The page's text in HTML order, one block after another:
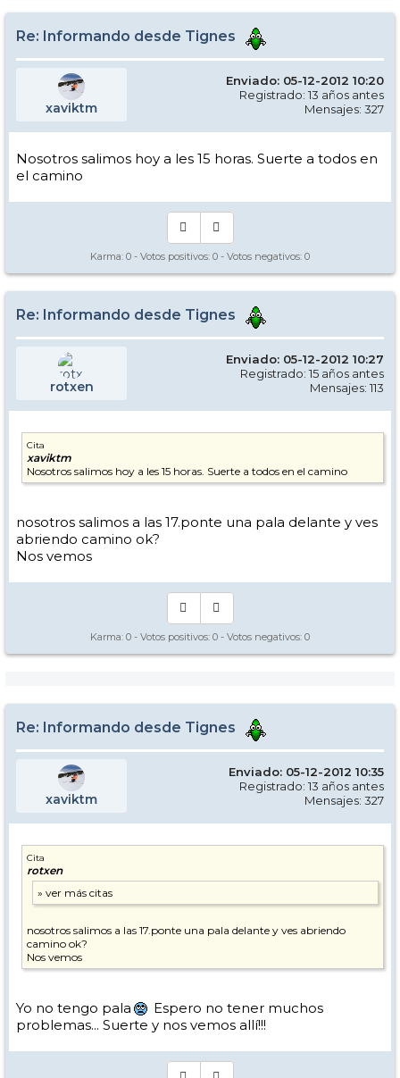
Re: Informando desde Tignes
xaviktm
Enviado: 05-12-2012 10:20
Registrado: 13 años antes
Mensajes: 327
Nosotros salimos hoy a les 15 horas. Suerte a todos en
el camino
Karma: 0 - Votos positivos: 0 - Votos negativos: 0
Re: Informando desde Tignes
rotxen
Enviado: 05-12-2012 10:27
Registrado: 15 años antes
Mensajes: 113
Cita
xaviktm
Nosotros salimos hoy a les 15 horas. Suerte a todos en el camino
nosotros salimos a las 17.ponte una pala delante y ves
abriendo camino ok?
Nos vemos
Karma: 0 - Votos positivos: 0 - Votos negativos: 0
Re: Informando desde Tignes
xaviktm
Enviado: 05-12-2012 10:35
Registrado: 13 años antes
Mensajes: 327
Cita
rotxen
nosotros salimos a las 17.ponte una pala delante y ves abriendo
camino ok?
Nos vemos
Yo no tengo pala
Espero no tener muchos
problemas... Suerte y nos vemos allí!!!